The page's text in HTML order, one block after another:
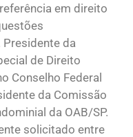
em direito
da
de Direito
Conselho Federal
da Comissão
da OAB/SP.
solicitado entre